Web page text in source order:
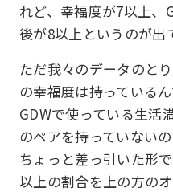
れど、幸福度が7以上、
後が8以上というのが出
ただ我々のデータのと
の幸福度は持っている
GDWで使っている生活
のペアを持っていない
ちょっと差っ引いた形
以上の割合を上の方の